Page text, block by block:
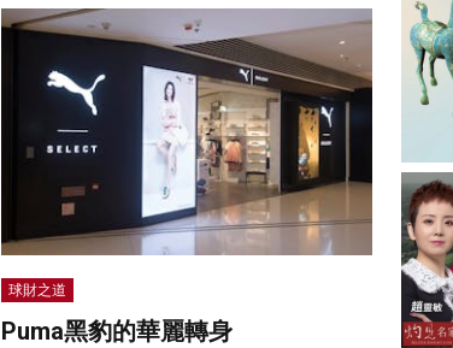
球財之道
Puma黑豹的華麗轉身